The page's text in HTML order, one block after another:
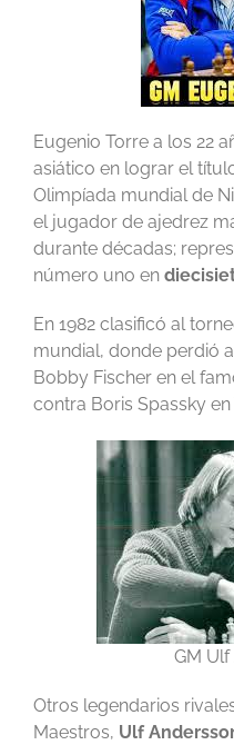
Eugenio Torre a los 22
asiático en lograr el
Olimpíada mundial de
el jugador de ajedrez
durante décadas;
número uno en
En 1982 clasificó al
mundial, donde perdió
Bobby Fischer en el
contra Boris Spassky en
GM
Otros legendarios
Maestros, Ulf